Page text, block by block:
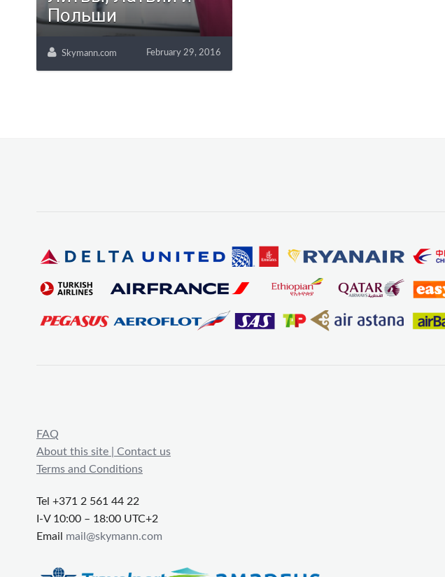
Польши
Skymann.com February 29, 2016
FAQ
About this site | Contact us
Terms and Conditions
Tel +371 2 561 44 22
I-V 10:00 – 18:00 UTC+2
Email mail@skymann.com